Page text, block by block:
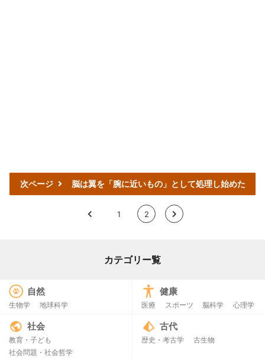
次ページ 脳は翼を「腕に近いもの」として処理し始めた
< 1 2 >
カテゴリー覧
自然
生物学 地球科学
健康
医療 スポーツ 脳科学 心理学
社会
教育・子ども
社会問題・社会哲学
古代
歴史・考古学 古生物